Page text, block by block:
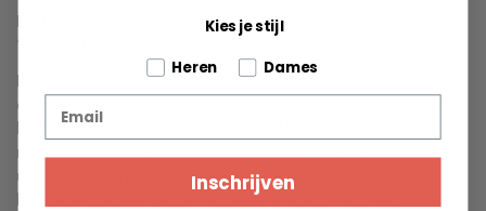
De Leguano Aktiv voor alle liefhebbers van sportieve
‘Barefoot’ schoenen!
De gepatenteerde zool is gemaakt van het ultra flexibele
en praktisch onverslijtbare LIFOLIT® materiaal. De zool
heeft antislip noppen voor extra zekerheid. Ook dit
nieuwste model zit, zoals alle schoenen van Leguano,
uiterst comfortabel: het blootvoets gevoel blijft
behouden.Natuurlijk, actief ademend en wasbaar.
Kies je stijl
Tell us about your pets
Heren Dames
Inschrijven